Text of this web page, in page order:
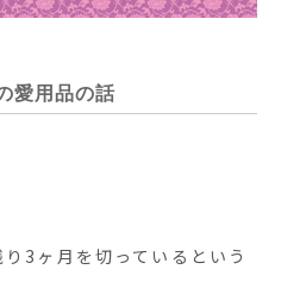
愛用品の話
3ヶ月を切っているという